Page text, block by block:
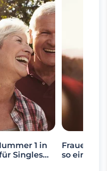
1 in
Singles
Frauen ab
so einfach